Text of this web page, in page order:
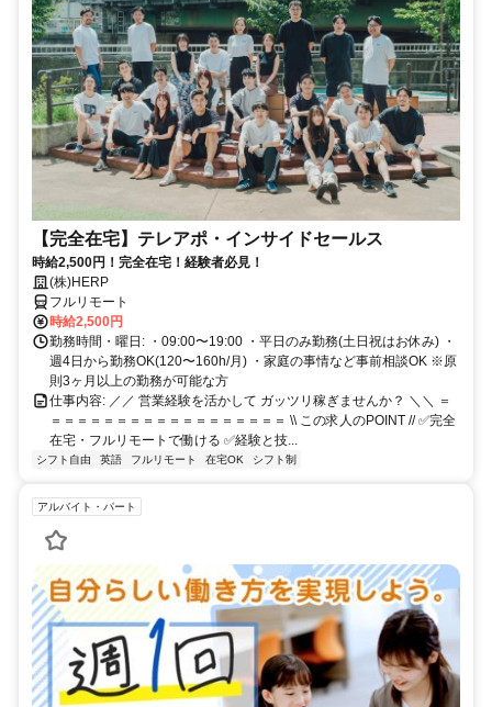
【完全在宅】テレアポ・インサイドセールス
時給2,500円！完全在宅！経験者必見！
(株)HERP
フルリモート
時給2,500円
勤務時間・曜日: ・09:00〜19:00 ・平日のみ勤務(土日祝はお休み) ・
週4日から勤務OK(120〜160h/月) ・家庭の事情など事前相談OK ※原
則3ヶ月以上の勤務が可能な方
仕事内容: ／／ 営業経験を活かして ガッツリ稼ぎませんか？ ＼＼ ＝
＝＝＝＝＝＝＝＝＝＝＝＝＝＝＝＝＝＝ \\ この求人のPOINT // ✅完全
在宅・フルリモートで働ける ✅経験と技...
シフト自由 英語 フルリモート 在宅OK シフト制
アルバイト・パート